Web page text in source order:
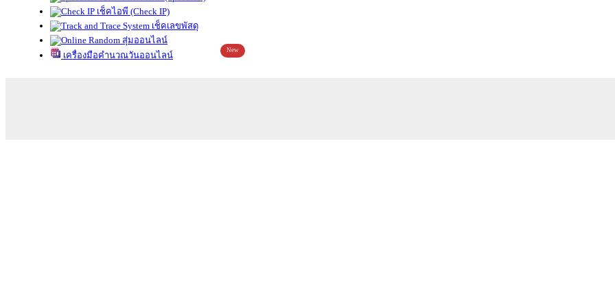
เช็คไอพี (Check IP)
เช็คเลขพัสดุ
สุ่มออนไลน์
เครื่องมือคำนวณวันออนไลน์
New